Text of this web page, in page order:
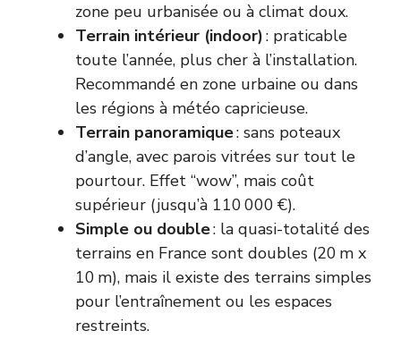
zone peu urbanisée ou à climat doux.
Terrain intérieur (indoor): praticable
toute l’année, plus cher à l’installation.
Recommandé en zone urbaine ou dans
les régions à météo capricieuse.
Terrain panoramique: sans poteaux
d’angle, avec parois vitrées sur tout le
pourtour. Effet “wow”, mais coût
supérieur (jusqu’à 110 000 €).
Simple ou double: la quasi-totalité des
terrains en France sont doubles (20 m x
10 m), mais il existe des terrains simples
pour l’entraînement ou les espaces
restreints.